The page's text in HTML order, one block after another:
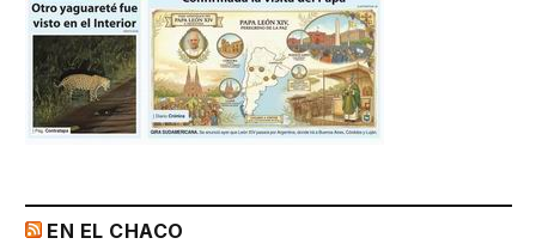
EN EL CHACO